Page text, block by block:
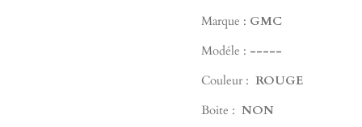
Marque : GMC
Modéle : -----
Couleur : ROUGE
Boite : NON